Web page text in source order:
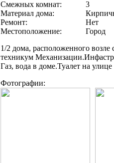
Смежных комнат:
3
Материал дома:
Ремонт:
Нет
Местоположение:
Город
1/2 дома, расположенного возле
техникум
Газ, вода в доме.Туалет на
Фотографии: